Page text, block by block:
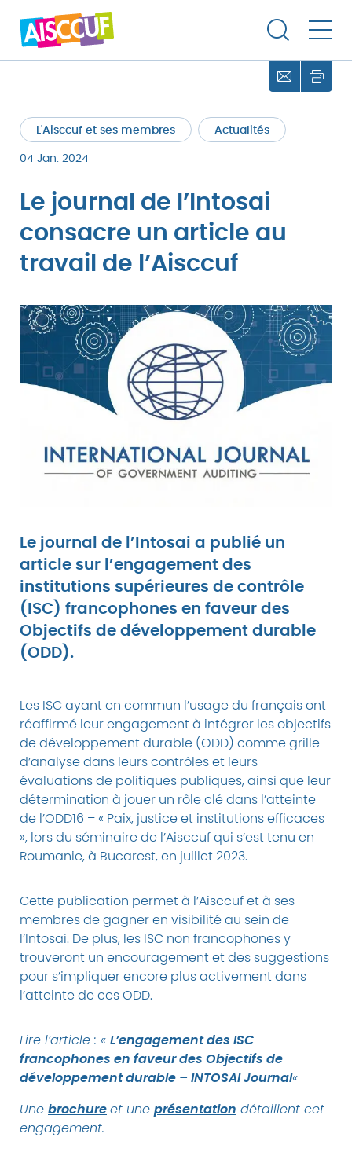
L'Aisccuf et ses membres Actualités
04 Jan. 2024
Le journal de l’Intosai
consacre un article au
travail de l’Aisccuf
Le journal de l’Intosai a publié un
article sur l’engagement des
institutions supérieures de contrôle
(ISC) francophones en faveur des
Objectifs de développement durable
(ODD).
Les ISC ayant en commun l’usage du français ont
réaffirmé leur engagement à intégrer les objectifs
de développement durable (ODD) comme grille
d’analyse dans leurs contrôles et leurs
évaluations de politiques publiques, ainsi que leur
détermination à jouer un rôle clé dans l’atteinte
de l’ODD16 – « Paix, justice et institutions efficaces
», lors du séminaire de l’Aisccuf qui s’est tenu en
Roumanie, à Bucarest, en juillet 2023.
Cette publication permet à l’Aisccuf et à ses
membres de gagner en visibilité au sein de
l’Intosai. De plus, les ISC non francophones y
trouveront un encouragement et des suggestions
pour s’impliquer encore plus activement dans
l’atteinte de ces ODD.
Lire l’article : « L’engagement des ISC
francophones en faveur des Objectifs de
développement durable – INTOSAI Journal«
Une brochure et une présentation détaillent cet
engagement.